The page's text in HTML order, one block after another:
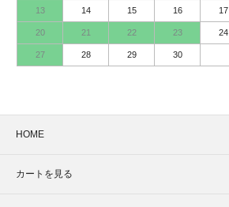
13 14 15 16 17
20 21 22 23 24
27 28 29 30
HOME
カートを見る